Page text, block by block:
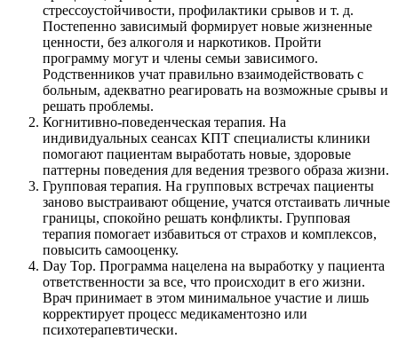
стрессоустойчивости, профилактики срывов и т. д.
Постепенно зависимый формирует новые жизненные
ценности, без алкоголя и наркотиков. Пройти
программу могут и члены семьи зависимого.
Родственников учат правильно взаимодействовать с
больным, адекватно реагировать на возможные срывы и
решать проблемы.
Когнитивно-поведенческая терапия. На
индивидуальных сеансах КПТ специалисты клиники
помогают пациентам выработать новые, здоровые
паттерны поведения для ведения трезвого образа жизни.
Групповая терапия. На групповых встречах пациенты
заново выстраивают общение, учатся отстаивать личные
границы, спокойно решать конфликты. Групповая
терапия помогает избавиться от страхов и комплексов,
повысить самооценку.
Day Top. Программа нацелена на выработку у пациента
ответственности за все, что происходит в его жизни.
Врач принимает в этом минимальное участие и лишь
корректирует процесс медикаментозно или
психотерапевтически.